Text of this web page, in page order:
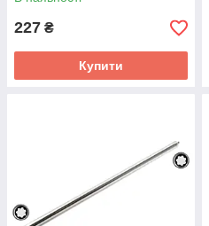
227 ₴
Купити